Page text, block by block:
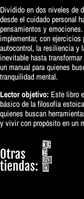
Dividido en dos niveles de
desde el cuidado personal
pensamientos y
implementar, con
autocontrol, la resiliencia y
inevitable hasta
un manual para quienes
tranquilidad mental.
Lector objetivo: Este libro
básico de la filosofía
quienes buscan
y vivir con propósito en un
Otras
tiendas: